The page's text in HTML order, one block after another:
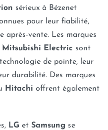
sérieux à Bézenet
pour leur fiabilité,
après-vente. Les marques
Mitsubishi Electric sont
de pointe, leur
durabilité. Des marques
Hitachi offrent également
LG et Samsung se